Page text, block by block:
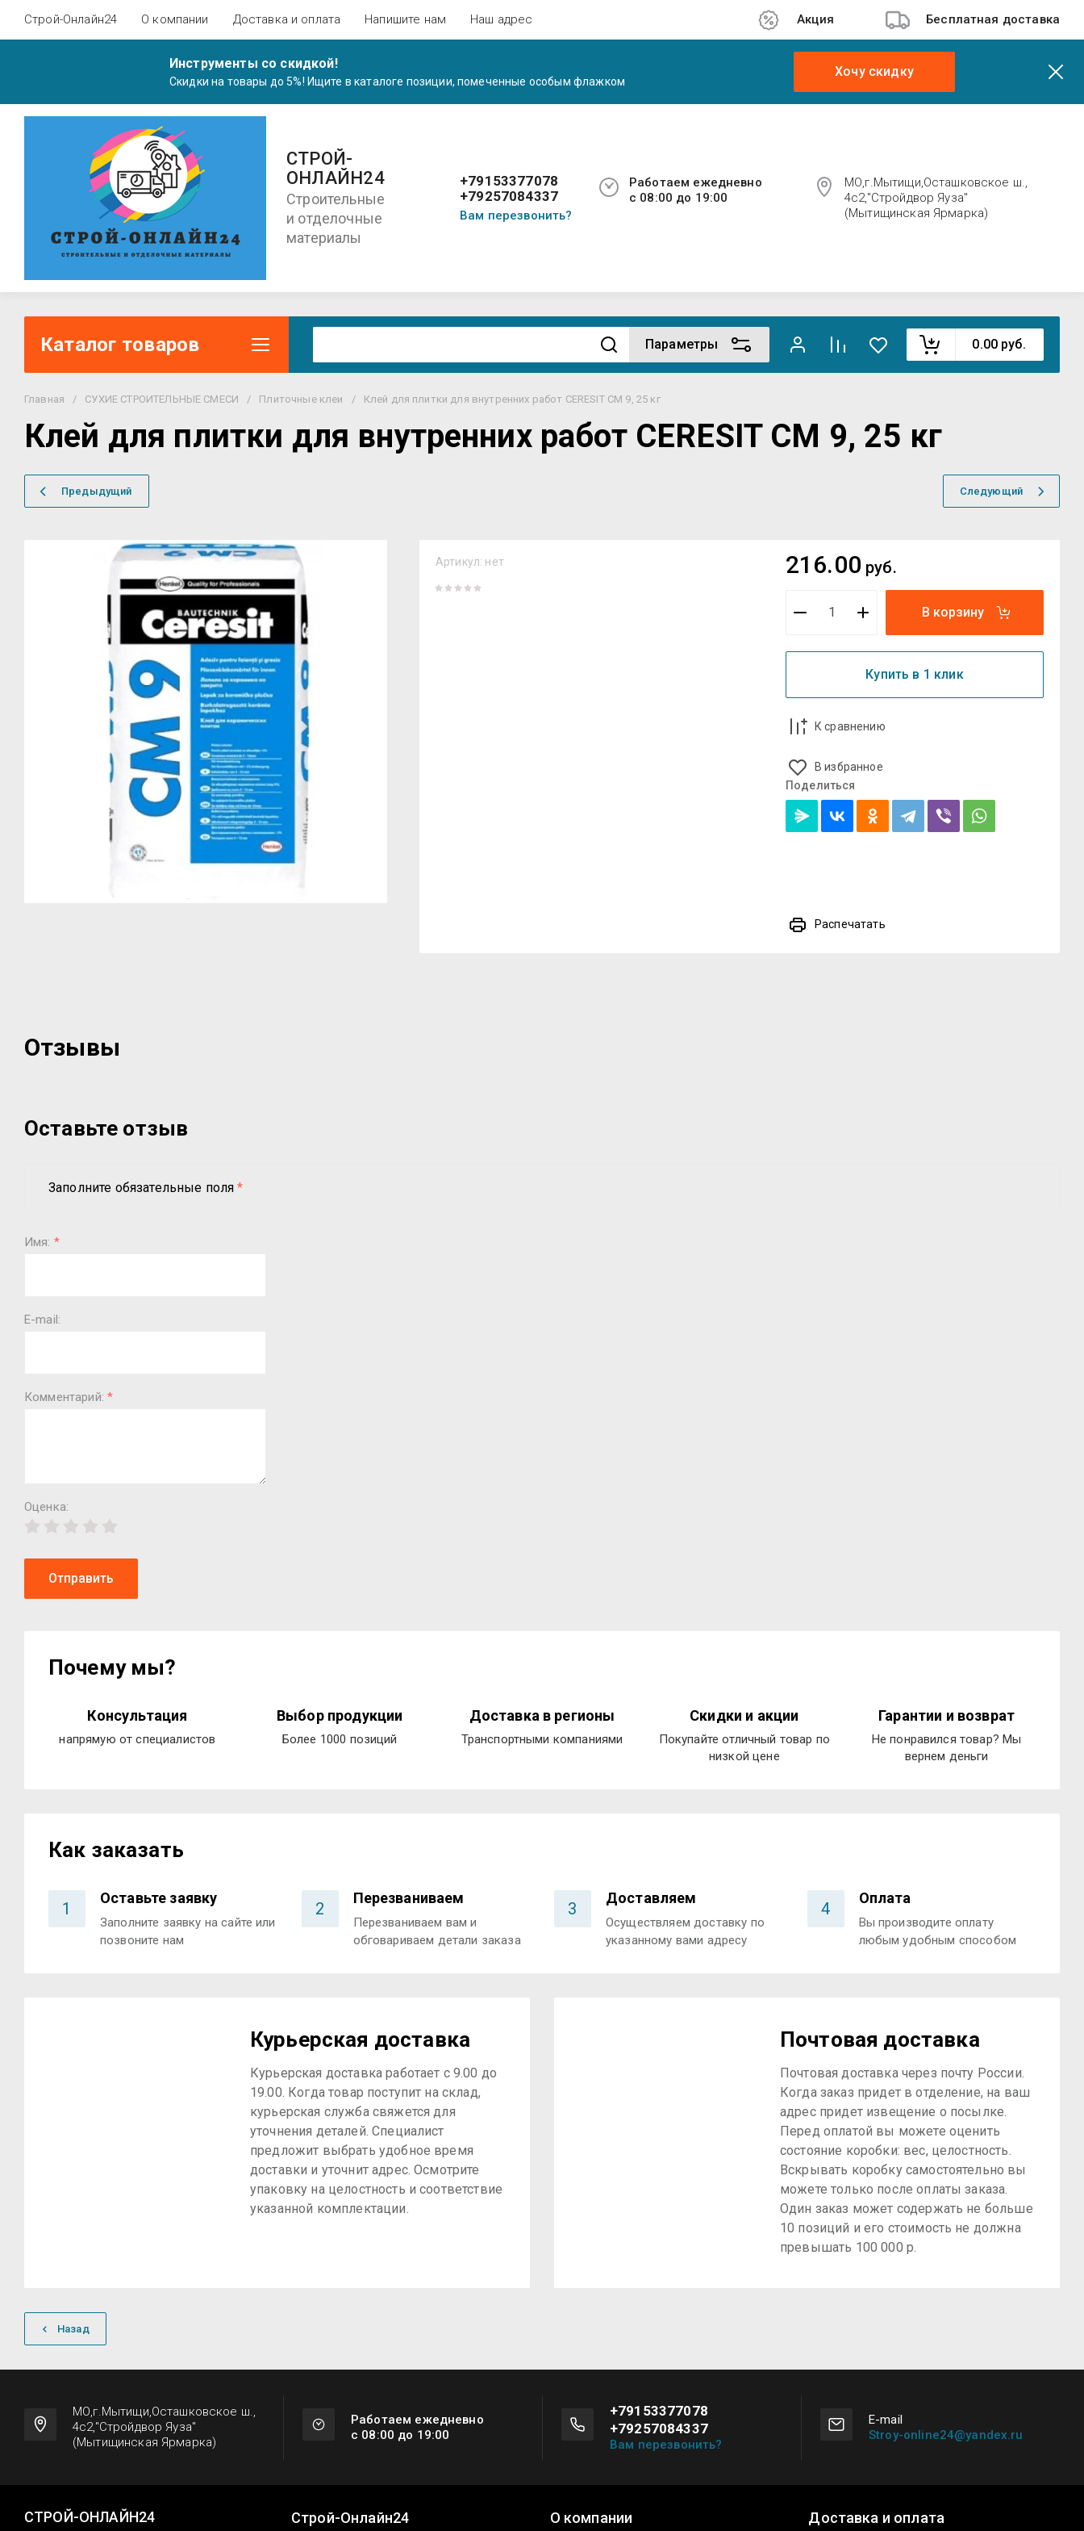
Строй-Онлайн24 О компании Доставка и оплата Напишите нам Наш адрес Акция Бесплатная доставка
Инструменты со скидкой!
Скидки на товары до 5%! Ищите в каталоге позиции, помеченные особым флажком
Хочу скидку
СТРОЙ-
ОНЛАЙН24
Строительные
и отделочные
материалы
МО,г.Мытищи,Осташковское ш.,
4с2,"Стройдвор Яуза"
(Мытищинская Ярмарка)
Работаем ежедневно
с 08:00 до 19:00
+79153377078
+79257084337
Вам перезвонить?
Каталог товаров Параметры 0.00 руб.
Главная / СУХИЕ СТРОИТЕЛЬНЫЕ СМЕСИ / Плиточные клеи / Клей для плитки для внутренних работ CERESIT СМ 9, 25 кг
Клей для плитки для внутренних работ CERESIT СМ 9, 25 кг
Предыдущий Следующий
Артикул: нет 216.00 руб.
В корзину
Купить в 1 клик
К сравнению
В избранное
Поделиться
Распечатать
Отзывы
Оставьте отзыв
Заполните обязательные поля*
Имя: *
E-mail:
Комментарий:*
Оценка:
Отправить
Почему мы?
Консультация
напрямую от специалистов
Выбор продукции
Более 1000 позиций
Доставка в регионы
Транспортными компаниями
Скидки и акции
Покупайте отличный товар по
низкой цене
Гарантии и возврат
Не понравился товар? Мы
вернем деньги
Как заказать
1
Оставьте заявку
Заполните заявку на сайте или
позвоните нам
2
Перезваниваем
Перезваниваем вам и
обговариваем детали заказа
3
Доставляем
Осуществляем доставку по
указанному вами адресу
4
Оплата
Вы производите оплату
любым удобным способом
Курьерская доставка
Курьерская доставка работает с 9.00 до
19.00. Когда товар поступит на склад,
курьерская служба свяжется для
уточнения деталей. Специалист
предложит выбрать удобное время
доставки и уточнит адрес. Осмотрите
упаковку на целостность и соответствие
указанной комплектации.
Почтовая доставка
Почтовая доставка через почту России.
Когда заказ придет в отделение, на ваш
адрес придет извещение о посылке.
Перед оплатой вы можете оценить
состояние коробки: вес, целостность.
Вскрывать коробку самостоятельно вы
можете только после оплаты заказа.
Один заказ может содержать не больше
10 позиций и его стоимость не должна
превышать 100 000 р.
Назад
МО,г.Мытищи,Осташковское ш.,
4с2,"Стройдвор Яуза"
(Мытищинская Ярмарка)
Работаем ежедневно
с 08:00 до 19:00
+79153377078
+79257084337
Вам перезвонить?
Е-mail
Stroy-online24@yandex.ru
СТРОЙ-ОНЛАЙН24 Строй-Онлайн24 О компании Доставка и оплата